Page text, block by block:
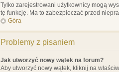
Tylko zarejestrowani użytkownicy mogą
tę funkcję. Ma to zabezpieczać przed
Góra
Problemy z pisaniem
Jak utworzyć nowy wątek na forum?
Aby utworzyć nowy wątek, kliknij na